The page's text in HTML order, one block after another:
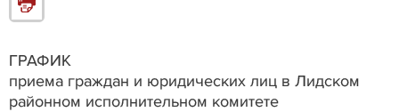
ГРАФИК
приема граждан и юридических лиц в Лидском
районном исполнительном комитете